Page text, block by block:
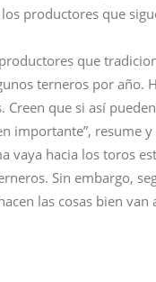
productores que
que
terneros por año.
Creen que si así
importante”, resume
vaya hacia los toros
Sin embargo,
las cosas bien van